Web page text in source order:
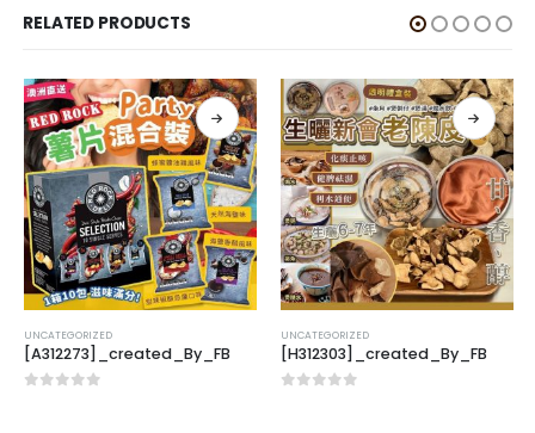
RELATED PRODUCTS
UNCATEGORIZED
[A312273]_created_By_FB
UNCATEGORIZED
[H312303]_created_By_FB